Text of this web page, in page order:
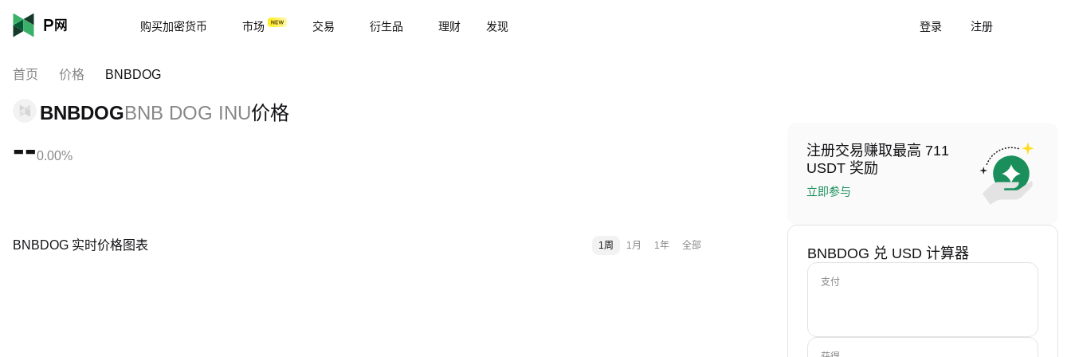
购买加密货币 市场 交易 衍生品 理财 发现 登录 注册
首页 价格 BNBDOG
BNBDOGBNB DOG INU价格
--0.00%
BNBDOG 实时价格图表 1周 1月 1年 全部
注册交易赚取最高 711
USDT 奖励
立即参与
BNBDOG 兑 USD 计算器
支付